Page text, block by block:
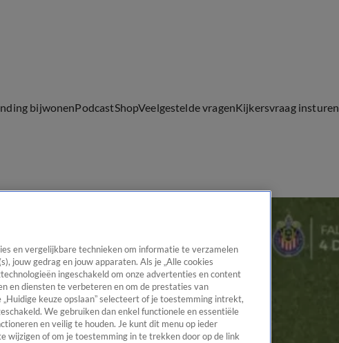
bijwonenPodcastShopVeelgestelde vragenKijkersvraag insturen
en vergelijkbare technieken om informatie te verzamelen
jouw gedrag en jouw apparaten. Als je „Alle cookies
ingeschakeld om onze advertenties en content
en diensten te verbeteren en om de prestaties van
keuze opslaan” selecteert of je toestemming intrekt,
We gebruiken dan enkel functionele en essentiële
en veilig te houden. Je kunt dit menu op ieder
wijzigen of om je toestemming in te trekken door op de link